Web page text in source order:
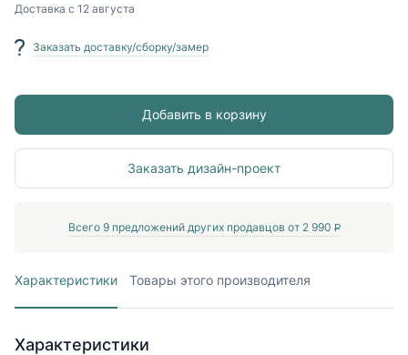
Доставка с 12 августа
Заказать доставку/сборку/замер
Добавить в корзину
Заказать дизайн-проект
Всего 9предложений других продавцов от 2 990 P
Характеристики Товары этого производителя
Характеристики